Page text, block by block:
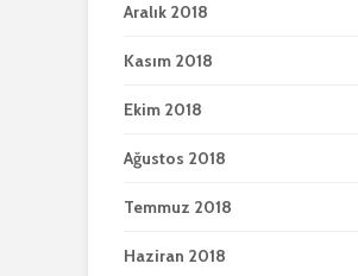
Aralık 2018
Kasım 2018
Ekim 2018
Ağustos 2018
Temmuz 2018
Haziran 2018